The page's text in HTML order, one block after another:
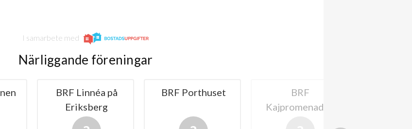
I samarbete med
Närliggande föreningar
BRF Linnéa på
Eriksberg
BRF Porthuset
BRF
Kajpromenaden